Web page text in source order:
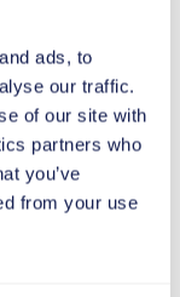
ads, to
our traffic.
of our site with
partners who
you’ve
from your use
zu